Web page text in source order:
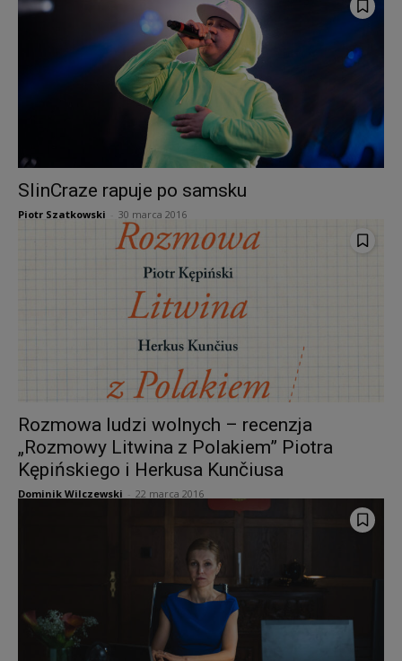
SlinCraze rapuje po samsku
Piotr Szatkowski 30 marca 2016
Rozmowa ludzi wolnych – recenzja
„Rozmowy Litwina z Polakiem” Piotra
Kępińskiego i Herkusa Kunčiusa
Dominik Wilczewski 22 marca 2016